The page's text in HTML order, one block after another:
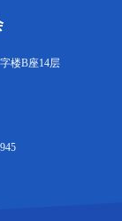
楼B座14层